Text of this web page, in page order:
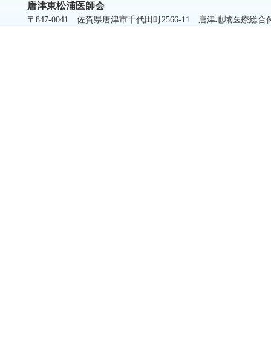
唐津東松浦医師会
〒847-0041 佐賀県唐津市千代田町2566-11 唐津地域医療総合